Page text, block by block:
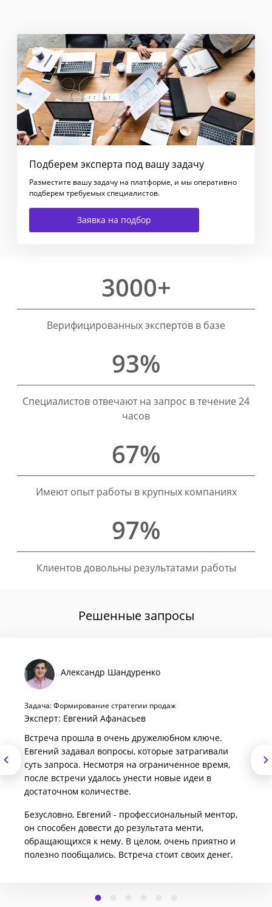
Подберем эксперта под вашу задачу
Разместите вашу задачу на платформе, и мы оперативно
подберем требуемых специалистов.
Заявка на подбор
3000+
Верифицированных экспертов в базе
93%
Специалистов отвечают на запрос в течение 24
часов
67%
Имеют опыт работы в крупных компаниях
97%
Клиентов довольны результатами работы
Решенные запросы
Александр Шандуренко
Задача: Формирование стратегии продаж
Эксперт: Евгений Афанасьев
Встреча прошла в очень дружелюбном ключе.
Евгений задавал вопросы, которые затрагивали
суть запроса. Несмотря на ограниченное время,
после встречи удалось унести новые идеи в
достаточном количестве.
Безусловно, Евгений - профессиональный ментор,
он способен довести до результата менти,
обращающихся к нему. В целом, очень приятно и
полезно пообщались. Встреча стоит своих денег.